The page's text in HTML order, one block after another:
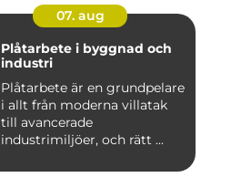
07. aug
Plåtarbete i byggnad och
industri
Plåtarbete är en grundpelare
i allt från moderna villatak
till avancerade
industrimiljöer, och rätt ...